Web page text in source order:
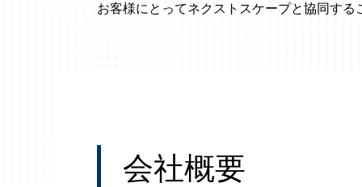
お客様にとってネクストスケープと協同す
会社概要